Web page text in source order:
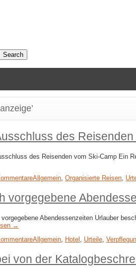
des
des Reisenden vom Ski-​Camp Ein
Allgemein, Organisierte Reisen,
vorgegebene
Abendessenzeiten Urlauber
→
Allgemein, Hotel , Urteile,
von der